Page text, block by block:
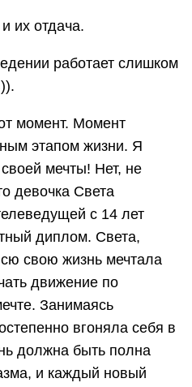
их отдача.
работает слишком
момент. Момент
этапом жизни. Я
мечты! Нет, не
девочка Света
с 14 лет
диплом. Света,
свою жизнь мечтала
движение по
Занимаясь
вгоняла себя в
должна быть полна
и каждый новый